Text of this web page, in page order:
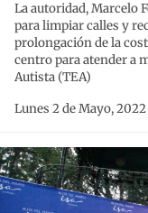
La autoridad, Marcelo
para limpiar calles y
prolongación de la
centro para atender a
Autista (TEA)
Lunes 2 de Mayo, 2022